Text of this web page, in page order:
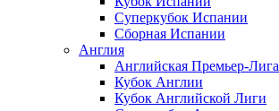
Суперкубок Испании
Сборная Испании
Англия
Английская Премьер-Лига
Кубок Англии
Кубок Английской Лиги